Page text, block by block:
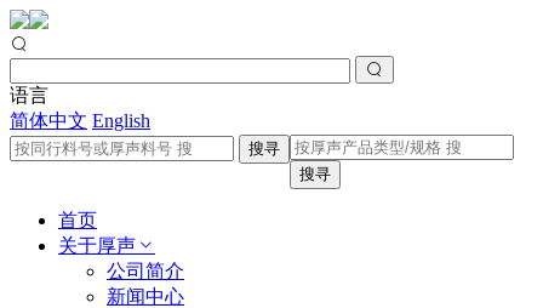
语言
简体中文 English
搜寻
搜寻
首页
关于厚声
公司简介
新闻中心